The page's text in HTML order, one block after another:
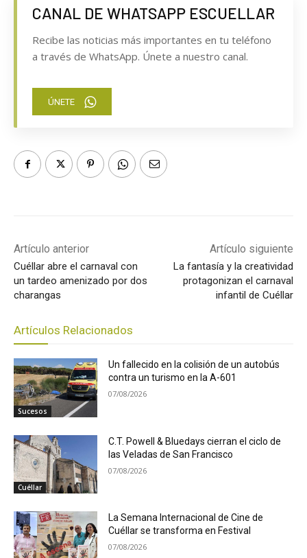
CANAL DE WHATSAPP ESCUELLAR
Recibe las noticias más importantes en tu teléfono
a través de WhatsApp. Únete a nuestro canal.
ÚNETE
Artículo anterior
Cuéllar abre el carnaval con
un tardeo amenizado por dos
charangas
Artículo siguiente
La fantasía y la creatividad
protagonizan el carnaval
infantil de Cuéllar
Artículos Relacionados
Sucesos
Un fallecido en la colisión de un autobús
contra un turismo en la A-601
07/08/2026
Cuéllar
C.T. Powell & Bluedays cierran el ciclo de
las Veladas de San Francisco
07/08/2026
La Semana Internacional de Cine de
Cuéllar se transforma en Festival
07/08/2026